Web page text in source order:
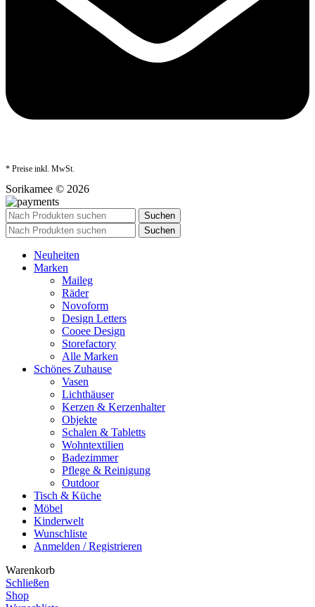
* Preise inkl. MwSt.
Sorikamee © 2026
Suchen
Suchen
Neuheiten
Marken
Maileg
Räder
Novoform
Design Letters
Cooee Design
Storefactory
Alle Marken
Schönes Zuhause
Vasen
Lichthäuser
Kerzen & Kerzenhalter
Objekte
Schalen & Tabletts
Wohntextilien
Badezimmer
Pflege & Reinigung
Outdoor
Tisch & Küche
Möbel
Kinderwelt
Wunschliste
Anmelden / Registrieren
Warenkorb
Schließen
Shop